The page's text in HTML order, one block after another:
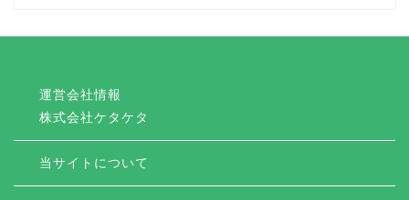
運営会社情報
株式会社ケタケタ
当サイトについて